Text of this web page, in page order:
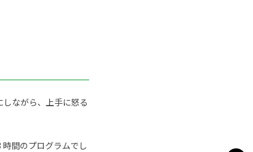
ながら、上手に怒る
間のプログラムでし